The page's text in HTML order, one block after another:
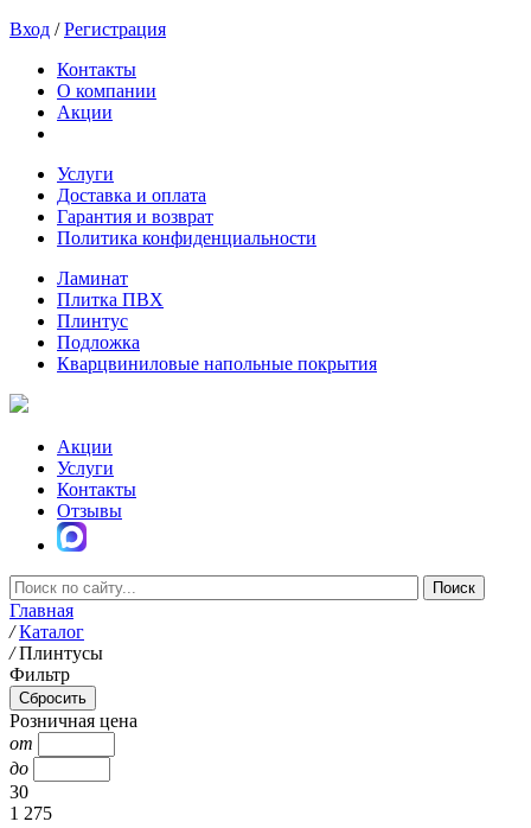
Вход /Регистрация
Контакты
О компании
Акции
Услуги
Доставка и оплата
Гарантия и возврат
Политика конфиденциальности
Ламинат
Плитка ПВХ
Плинтус
Подложка
Кварцвиниловые напольные покрытия
Акции
Услуги
Контакты
Отзывы
Главная
/ Каталог
/ Плинтусы
Фильтр
Розничная цена
от
до
30
1 275